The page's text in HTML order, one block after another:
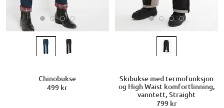
Chinobukse
499 kr
Skibukse med termofunksjon
og High Waist komfortlinning,
vanntett, Straight
799 kr